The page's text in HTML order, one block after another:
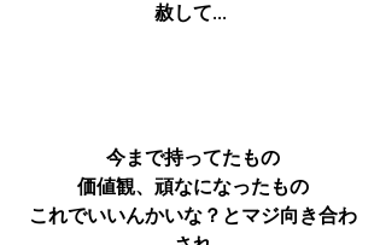
赦して...
今まで持ってたもの
価値観、頑なになったもの
これでいいんかいな？とマジ向き合わ